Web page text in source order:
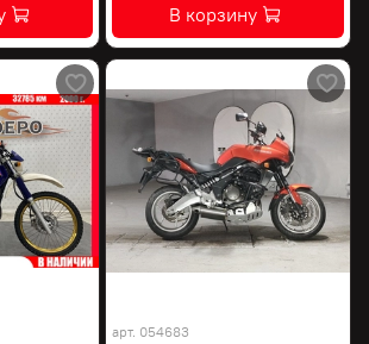
В корзину
арт. 054683